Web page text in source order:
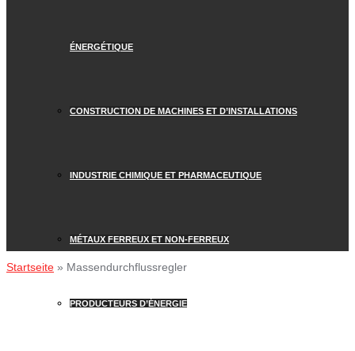
ÉNERGÉTIQUE
CONSTRUCTION DE MACHINES ET D’INSTALLATIONS
INDUSTRIE CHIMIQUE ET PHARMACEUTIQUE
MÉTAUX FERREUX ET NON-FERREUX
PRODUCTEURS D’ÉNERGIE
Startseite » Massendurchflussregler